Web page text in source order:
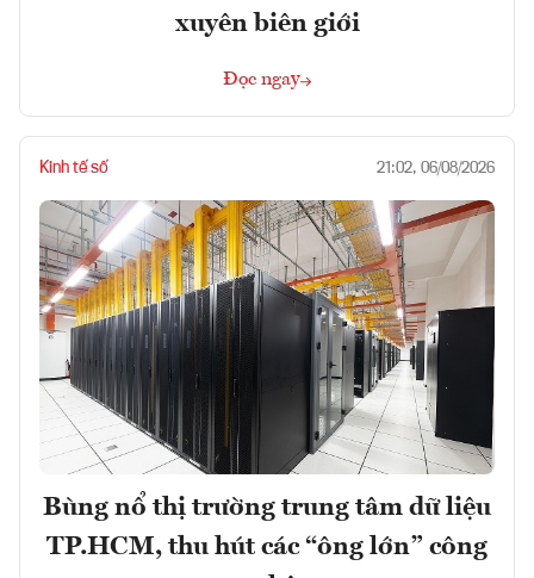
xuyên biên giới
Đọc ngay
Kinh tế số 21:02, 06/08/2026
Bùng nổ thị trường trung tâm dữ liệu
TP.HCM, thu hút các “ông lớn” công